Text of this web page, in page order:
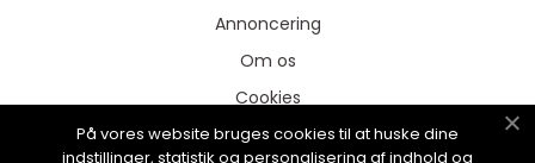
Annoncering
Om os
Cookies
Kontakt os
På vores website bruges cookies til at huske dine
indstillinger, statistik og personalisering af indhold og